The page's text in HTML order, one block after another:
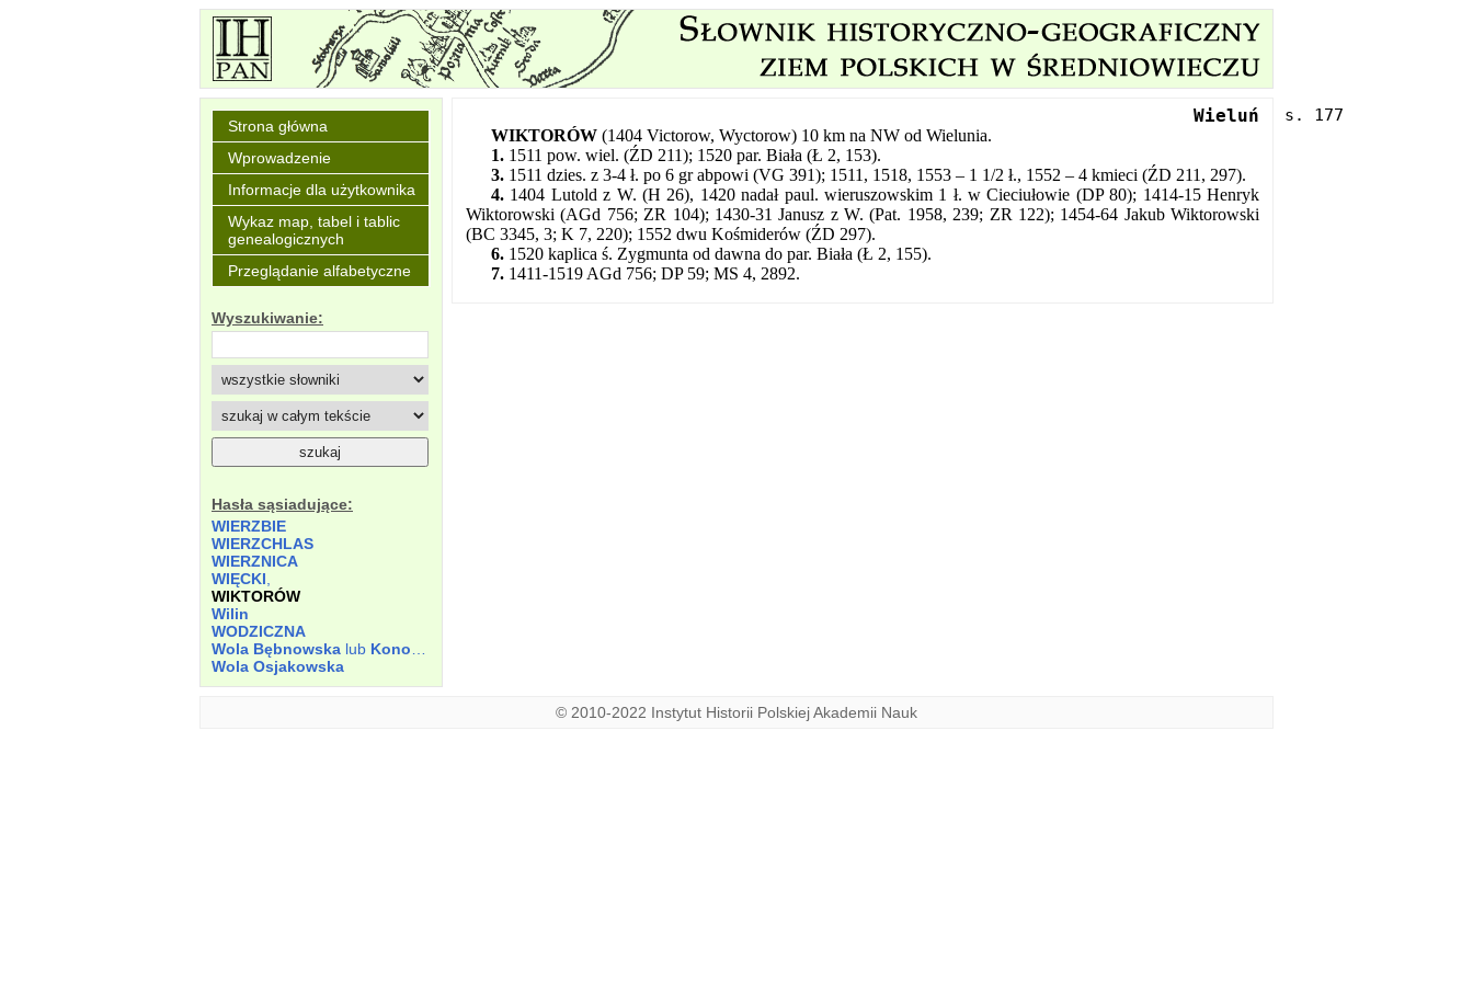
Strona główna
Wprowadzenie
Informacje dla użytkownika
Wykaz map, tabel i tablic
genealogicznych
Przeglądanie alfabetyczne
Wyszukiwanie:
Hasła sąsiadujące:
WIERZBIE
WIERZCHLAS
WIERZNICA
WIĘCKI
WIKTORÓW
Wilin
WODZICZNA
Wola Bębnowska lub Konopnicka
Wola Osjakowska
Wieluń
WIKTORÓW (1404 Victorow, Wyctorow) 10 km na NW od Wielunia.
1. 1511 pow. wiel. (ŹD 211); 1520 par. Biała (Ł 2, 153).
3. 1511 dzies. z 3-4 ł. po 6 gr abpowi (VG 391); 1511, 1518, 1553 – 1 1/2 ł., 1552 – 4 kmieci (ŹD 211, 297).
4. 1404 Lutold z W. (H 26), 1420 nadał paul. wieruszowskim 1 ł. w Cieciułowie (DP 80); 1414-15 Henryk
Wiktorowski (AGd 756; ZR 104); 1430-31 Janusz z W. (Pat. 1958, 239; ZR 122); 1454-64 Jakub Wiktorowski
(BC 3345, 3; K 7, 220); 1552 dwu Kośmiderów (ŹD 297).
6. 1520 kaplica ś. Zygmunta od dawna do par. Biała (Ł 2, 155).
7. 1411-1519 AGd 756; DP 59; MS 4, 2892.
© 2010-2022 Instytut Historii Polskiej Akademii Nauk